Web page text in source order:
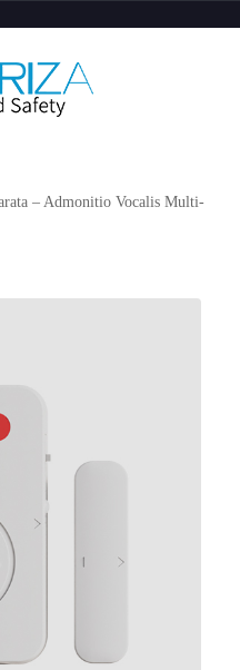
– Admonitio Vocalis Multi-